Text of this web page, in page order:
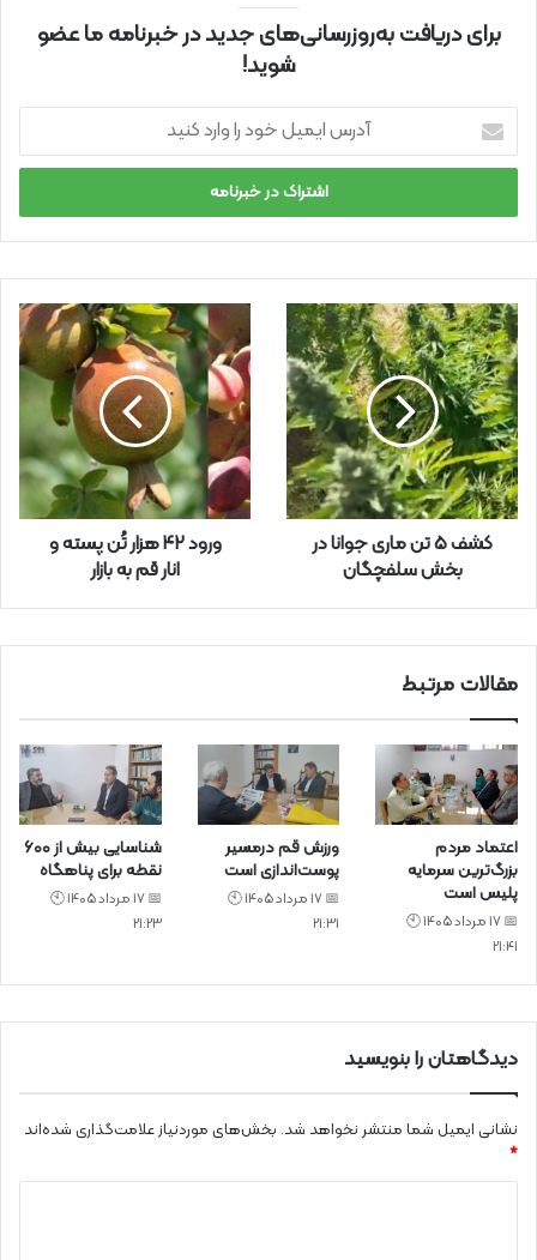
برای دریافت به‌روزرسانی‌های جدید در خبرنامه ما عضو
شوید!
ر
ا
ی
ل
خ
و
د
ر
ا
و
ا
ر
د
کشف ۵ تن ماری جوانا در
بخش سلفچگان
ورود ۴۲ هزار تُن پسته و
انار قم به بازار
مقالات مرتبط
اعتماد مردم
بزرگ‌ترین سرمایه
پلیس است
📅 17 مرداد 1405 🕙
21:41
ورزش قم درمسیر
پوست‌اندازی است
📅 17 مرداد 1405 🕙
21:31
شناسایی بیش از ۶۰۰
نقطه برای پناهگاه
📅 17 مرداد 1405 🕙
21:23
دیدگاهتان را بنویسید
نشانی ایمیل شما منتشر نخواهد شد. بخش‌های موردنیاز علامت‌گذاری شده‌اند
*